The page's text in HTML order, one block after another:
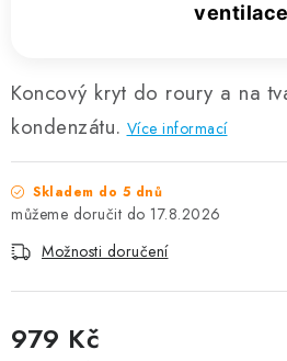
Koncový kryt do roury a na
kondenzátu. Více informací
Skladem do 5 dnů
17.8.2026
Možnosti doručení
979 Kč